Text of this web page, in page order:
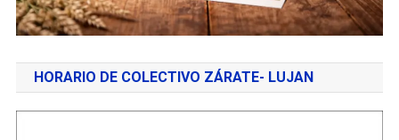
HORARIO DE COLECTIVO ZÁRATE- LUJAN